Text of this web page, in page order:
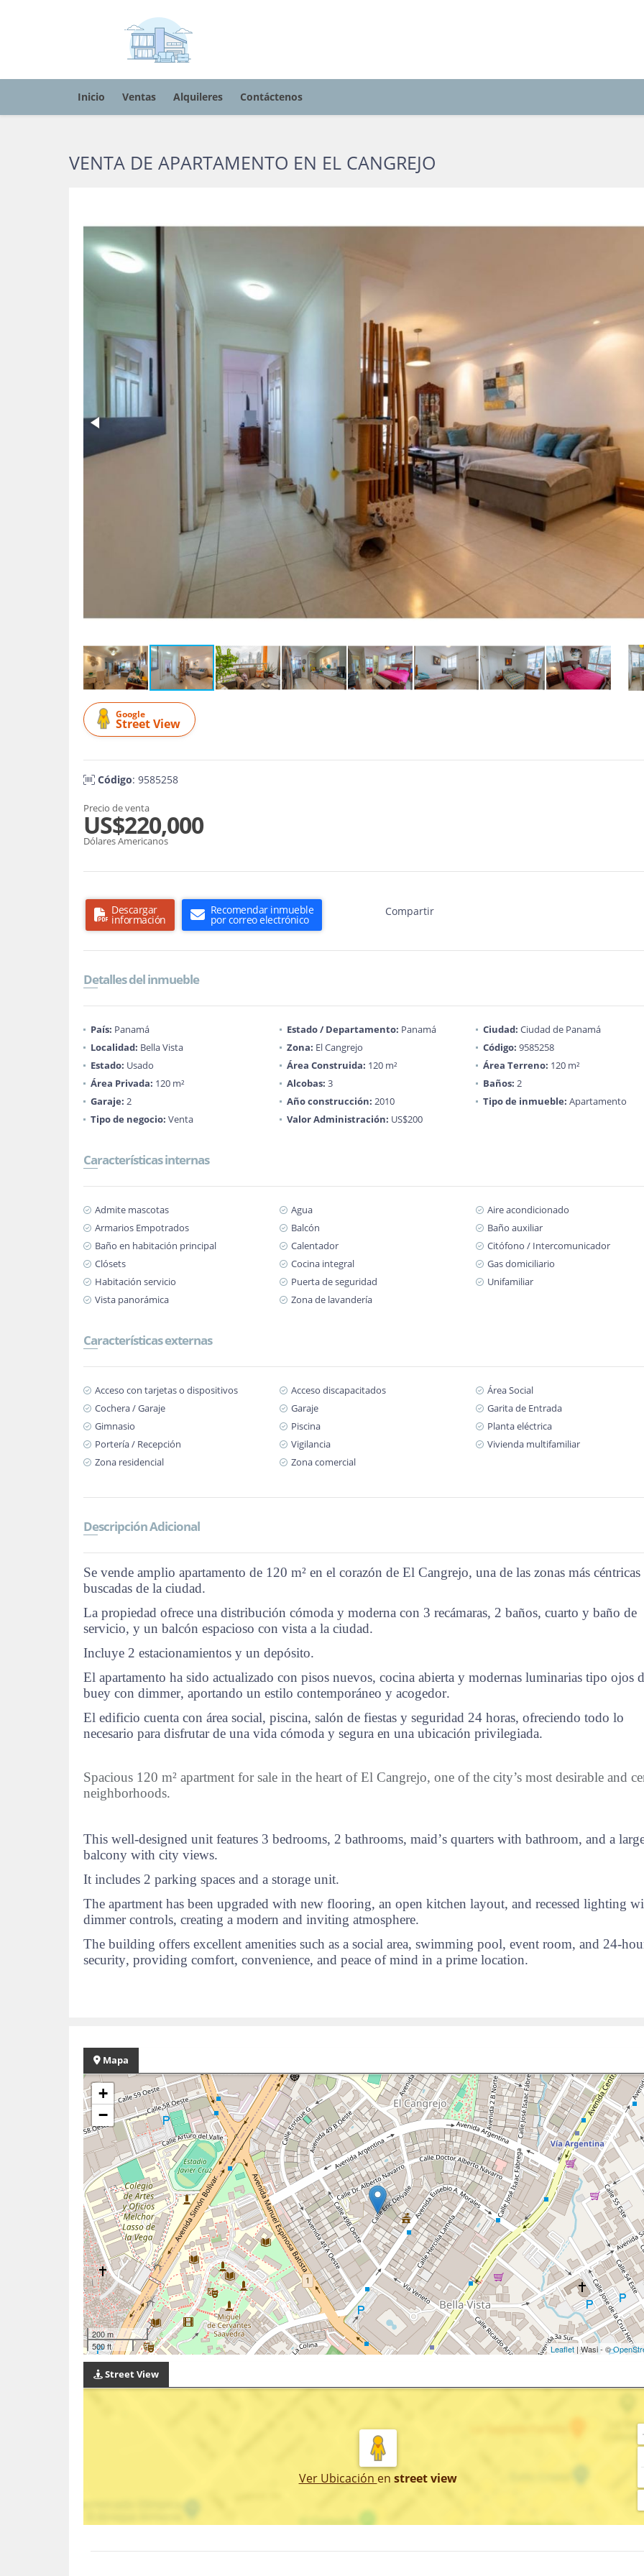
Inicio Ventas Alquileres Contáctenos
VENTA DE APARTAMENTO EN EL CANGREJO
Google
Street View
Código: 9585258
Precio de venta
US$220,000
Dólares Americanos
Descargar
información
Recomendar inmueble
por correo electrónico
Compartir
Detalles del inmueble
País: Panamá Estado / Departamento: Panamá Ciudad: Ciudad de Panamá
Localidad: Bella Vista Zona: El Cangrejo Código: 9585258
Estado: Usado Área Construida: 120 m² Área Terreno: 120 m²
Área Privada: 120 m² Alcobas: 3 Baños: 2
Garaje: 2 Año construcción: 2010 Tipo de inmueble: Apartamento
Tipo de negocio: Venta Valor Administración: US$200
Características internas
Admite mascotas Agua
Aire acondicionado
Armarios Empotrados
Balcón
Baño auxiliar
Baño en habitación principal
Calentador
Citófono / Intercomunicador
Clósets
Cocina integral
Gas domiciliario
Habitación servicio
Puerta de seguridad
Unifamiliar
Vista panorámica
Zona de lavandería
Características externas
Acceso con tarjetas o dispositivos Acceso discapacitados
Área Social
Cochera / Garaje
Garaje
Garita de Entrada
Gimnasio
Piscina
Planta eléctrica
Portería / Recepción
Vigilancia
Vivienda multifamiliar
Zona residencial
Zona comercial
Descripción Adicional
Se vende amplio apartamento de 120 m² en el corazón de El Cangrejo, una de las zonas más
buscadas de la ciudad.
La propiedad ofrece una distribución cómoda y moderna con 3 recámaras, 2 baños, cuarto y baño de
servicio, y un balcón espacioso con vista a la ciudad.
Incluye 2 estacionamientos y un depósito.
El apartamento ha sido actualizado con pisos nuevos, cocina abierta y modernas luminarias tipo ojos
buey con dimmer, aportando un estilo contemporáneo y acogedor.
El edificio cuenta con área social, piscina, salón de fiestas y seguridad 24 horas, ofreciendo todo lo
necesario para disfrutar de una vida cómoda y segura en una ubicación privilegiada.
Spacious 120 m² apartment for sale in the heart of El Cangrejo, one of the city’s most desirable and
neighborhoods.
This well-designed unit features 3 bedrooms, 2 bathrooms, maid’s quarters with bathroom, and a
balcony with city views.
It includes 2 parking spaces and a storage unit.
The apartment has been upgraded with new flooring, an open kitchen layout, and recessed lighting
dimmer controls, creating a modern and inviting atmosphere.
The building offers excellent amenities such as a social area, swimming pool, event room, and 24-
security, providing comfort, convenience, and peace of mind in a prime location.
Mapa
+
−
200 m
500 ft
Leaflet | Wasi - ©
Street View
Ver Ubicación en street view